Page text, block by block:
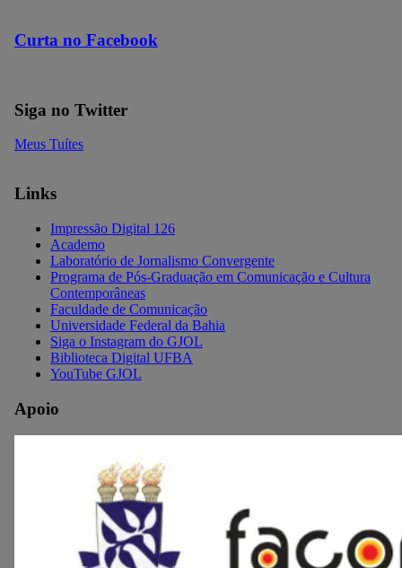
Curta no Facebook
Siga no Twitter
Meus Tuítes
Links
Impressão Digital 126
Academo
Laboratório de Jornalismo Convergente
Programa de Pós-Graduação em Comunicação e Cultura
Contemporâneas
Faculdade de Comunicação
Universidade Federal da Bahia
Siga o Instagram do GJOL
Biblioteca Digital UFBA
YouTube GJOL
Apoio